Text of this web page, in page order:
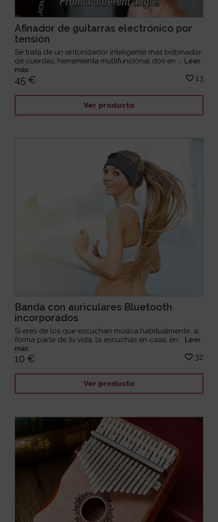
Afinador de guitarras electrónico por
tensión
Se trata de un sintonizador inteligente más bobinador
de cuerdas, herramienta multifuncional dos en ... Leer
más
45 € 13
Ver producto
Banda con auriculares Bluetooth
incorporados
Si eres de los que escuchan música habitualmente, si
forma parte de tu vida, la escuchas en casa, en... Leer
más
10 € 32
Ver producto